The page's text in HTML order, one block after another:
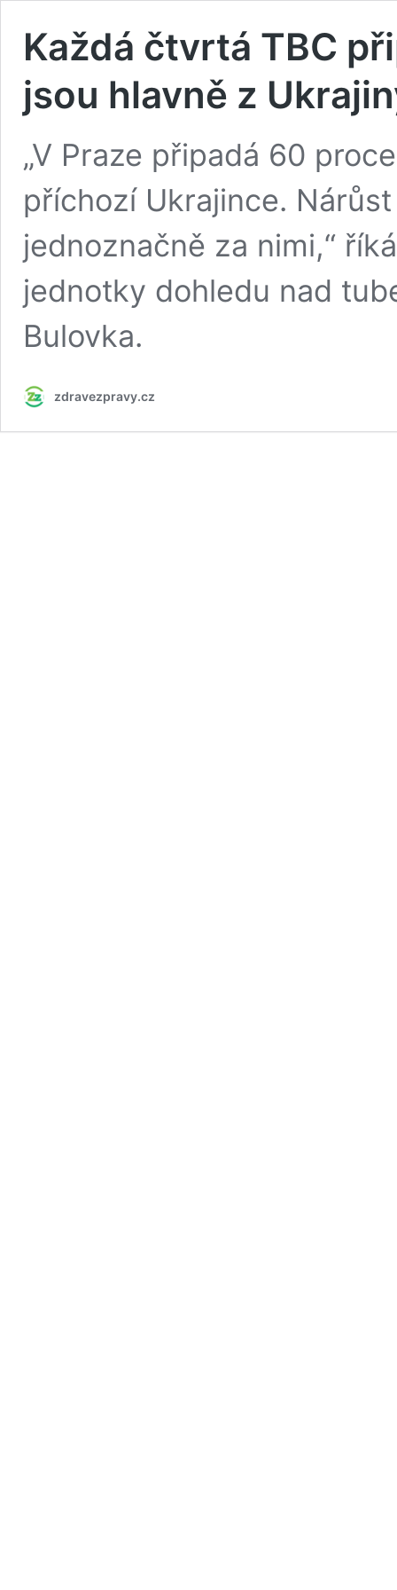
Každá čtvrtá TBC
jsou hlavně z
„V Praze připadá 60
příchozí Ukrajince.
jednoznačně za nimi,“
jednotky dohledu nad
Bulovka.
zdravezpravy.cz